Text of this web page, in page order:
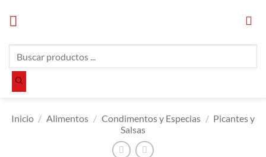
productos
Inicio / Alimentos / Condimentos y Especias / Picantes y
Salsas